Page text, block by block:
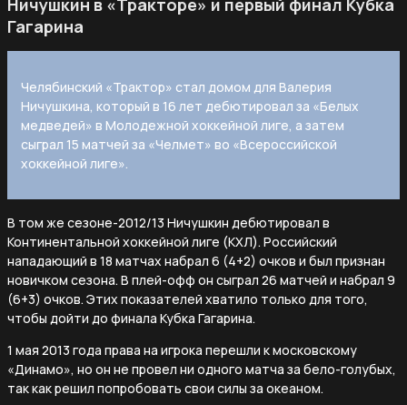
Ничушкин в «Тракторе» и первый финал Кубка
Гагарина
Челябинский «Трактор» стал домом для Валерия
Ничушкина, который в 16 лет дебютировал за «Белых
медведей» в Молодежной хоккейной лиге, а затем
сыграл 15 матчей за «Челмет» во «Всероссийской
хоккейной лиге».
В том же сезоне-2012/13 Ничушкин дебютировал в
Континентальной хоккейной лиге (КХЛ). Российский
нападающий в 18 матчах набрал 6 (4+2) очков и был признан
новичком сезона. В плей-офф он сыграл 26 матчей и набрал 9
(6+3) очков. Этих показателей хватило только для того,
чтобы дойти до финала Кубка Гагарина.
1 мая 2013 года права на игрока перешли к московскому
«Динамо», но он не провел ни одного матча за бело-голубых,
так как решил попробовать свои силы за океаном.